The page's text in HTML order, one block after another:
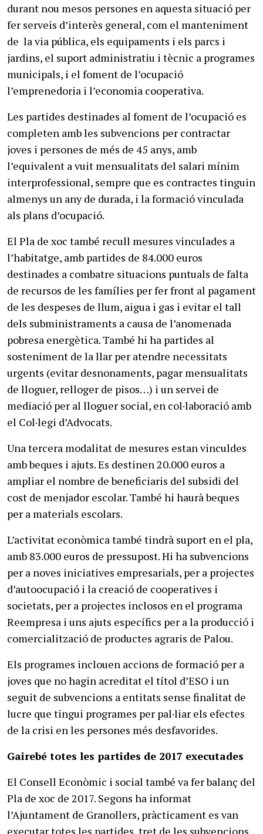
durant nou mesos persones en aquesta situació per
fer serveis d’interès general, com el manteniment
de la via pública, els equipaments i els parcs i
jardins, el suport administratiu i tècnic a programes
municipals, i el foment de l’ocupació
l’emprenedoria i l’economia cooperativa.
Les partides destinades al foment de l’ocupació es
completen amb les subvencions per contractar
joves i persones de més de 45 anys, amb
l’equivalent a vuit mensualitats del salari mínim
interprofessional, sempre que es contractes tinguin
almenys un any de durada, i la formació vinculada
als plans d’ocupació.
El Pla de xoc també recull mesures vinculades a
l’habitatge, amb partides de 84.000 euros
destinades a combatre situacions puntuals de falta
de recursos de les famílies per fer front al pagament
de les despeses de llum, aigua i gas i evitar el tall
dels subministraments a causa de l’anomenada
pobresa energètica. També hi ha partides al
sosteniment de la llar per atendre necessitats
urgents (evitar desnonaments, pagar mensualitats
de lloguer, relloger de pisos…) i un servei de
mediació per al lloguer social, en col·laboració amb
el Col·legi d’Advocats.
Una tercera modalitat de mesures estan vinculdes
amb beques i ajuts. Es destinen 20.000 euros a
ampliar el nombre de beneficiaris del subsidi del
cost de menjador escolar. També hi haurà beques
per a materials escolars.
L’activitat econòmica també tindrà suport en el pla,
amb 83.000 euros de pressupost. Hi ha subvencions
per a noves iniciatives empresarials, per a projectes
d’autoocupació i la creació de cooperatives i
societats, per a projectes inclosos en el programa
Reempresa i uns ajuts específics per a la producció i
comercialització de productes agraris de Palou.
Els programes inclouen accions de formació per a
joves que no hagin acreditat el títol d’ESO i un
seguit de subvencions a entitats sense finalitat de
lucre que tingui programes per pal·liar els efectes
de la crisi en les persones més desfavorides.
Gairebé totes les partides de 2017 executades
El Consell Econòmic i social també va fer balanç del
Pla de xoc de 2017. Segons ha informat
l’Ajuntament de Granollers, pràcticament es van
executar totes les partides, tret de les subvencions